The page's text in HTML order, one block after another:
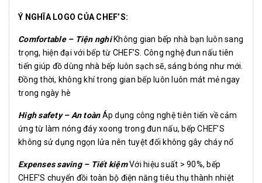
Ý NGHĨA LOGO CỦA CHEF’S:
Comfortable – Tiện nghiKhông gian bếp nhà bạn luôn sang
trọng, hiện đại với bếp từ CHEF’S. Công nghệ đun nấu tiên
tiến giúp đồ dùng nhà bếp luôn sạch sẽ, sáng bóng như mới.
Đồng thời, không khí trong gian bếp luôn luôn mát mẻ ngay
trong ngày hè
High safety – An toànÁp dụng công nghệ tiên tiến về cảm
ứng từ làm nóng đáy xoong trong đun nấu, bếp CHEF’S
không sử dụng ngọn lửa nên tuyệt đối không gây cháy nổ
Expenses saving – Tiết kiệmVới hiệu suất > 90%, bếp
CHEF’S chuyển đồi toàn bộ điện năng tiêu thụ thành nhiệt